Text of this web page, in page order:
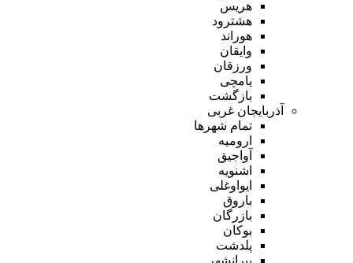
هریس
هشترود
هوراند
وایقان
ورزقان
یامچی
بازگشت
آذربایجان غربی
تمام شهر‌ها
ارومیه
آواجیق
اشنویه
ایواوغلی
باروق
بازرگان
بوکان
پلدشت
پیرانشهر